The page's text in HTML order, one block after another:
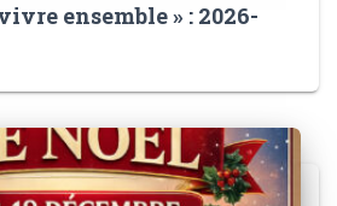
ensemble » : 2026-